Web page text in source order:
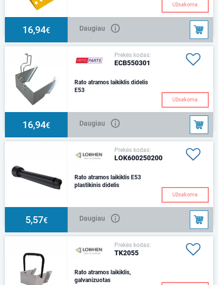
Užsakoma
16,94€ Daugiau
Prekės kodas:
ECB550301
Rato atramos laikiklis didelis
E53
Užsakoma
16,94€ Daugiau
Prekės kodas:
LOK600250200
Rato atramos laikiklis E53
plastikinis didelis
Užsakoma
5,57€ Daugiau
Prekės kodas:
TK2055
Rato atramos laikiklis,
galvanizuotas